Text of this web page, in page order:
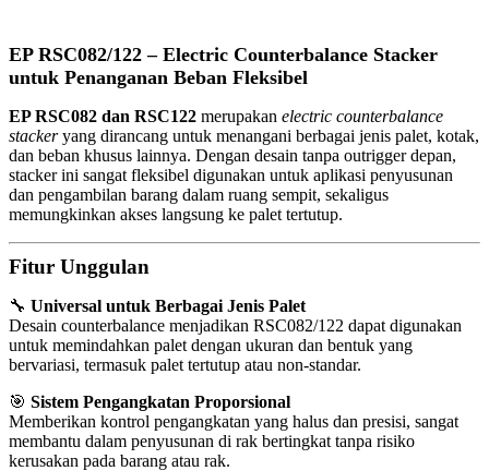
EP RSC082/122 – Electric Counterbalance Stacker
untuk Penanganan Beban Fleksibel
EP RSC082 dan RSC122 merupakan electric counterbalance
stackeryang dirancang untuk menangani berbagai jenis palet, kotak,
dan beban khusus lainnya. Dengan desain tanpa outrigger depan,
stacker ini sangat fleksibel digunakan untuk aplikasi penyusunan
dan pengambilan barang dalam ruang sempit, sekaligus
memungkinkan akses langsung ke palet tertutup.
Fitur Unggulan
🔧 Universal untuk Berbagai Jenis Palet
Desain counterbalance menjadikan RSC082/122 dapat digunakan
untuk memindahkan palet dengan ukuran dan bentuk yang
bervariasi, termasuk palet tertutup atau non-standar.
🎯 Sistem Pengangkatan Proporsional
Memberikan kontrol pengangkatan yang halus dan presisi, sangat
membantu dalam penyusunan di rak bertingkat tanpa risiko
kerusakan pada barang atau rak.